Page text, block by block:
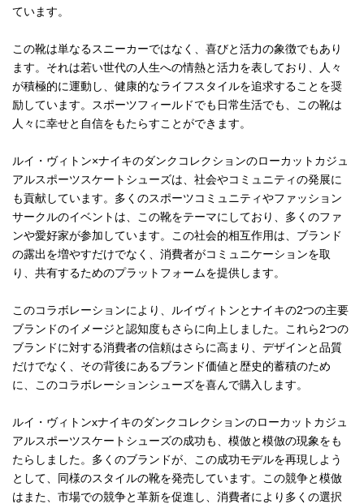
ています。
この靴は単なるスニーカーではなく、喜びと活力の象徴でもあり
ます。それは若い世代の人生への情熱と活力を表しており、人々
が積極的に運動し、健康的なライフスタイルを追求することを奨
励しています。スポーツフィールドでも日常生活でも、この靴は
人々に幸せと自信をもたらすことができます。
ルイ・ヴィトン×ナイキのダンクコレクションのローカットカジュ
アルスポーツスケートシューズは、社会やコミュニティの発展に
も貢献しています。多くのスポーツコミュニティやファッション
サークルのイベントは、この靴をテーマにしており、多くのファ
ンや愛好家が参加しています。この社会的相互作用は、ブランド
の露出を増やすだけでなく、消費者がコミュニケーションを取
り、共有するためのプラットフォームを提供します。
このコラボレーションにより、ルイヴィトンとナイキの2つの主要
ブランドのイメージと認知度もさらに向上しました。これら2つの
ブランドに対する消費者の信頼はさらに高まり、デザインと品質
だけでなく、その背後にあるブランド価値と歴史的蓄積のため
に、このコラボレーションシューズを喜んで購入します。
ルイ・ヴィトンxナイキのダンクコレクションのローカットカジュ
アルスポーツスケートシューズの成功も、模倣と模倣の現象をも
たらしました。多くのブランドが、この成功モデルを再現しよう
として、同様のスタイルの靴を発売しています。この競争と模倣
はまた、市場での競争と革新を促進し、消費者により多くの選択